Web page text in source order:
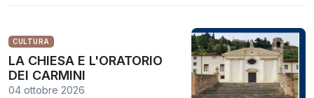
CULTURA
LA CHIESA E L'ORATORIO
DEI CARMINI
04 ottobre 2026